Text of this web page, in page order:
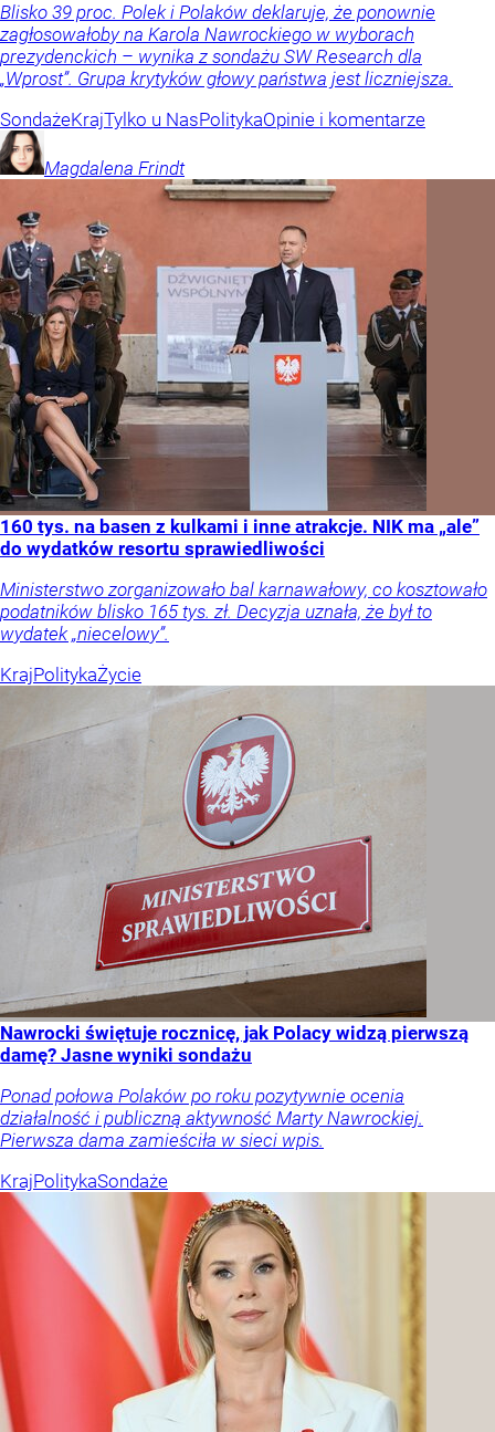
Blisko 39 proc. Polek i Polaków deklaruje, że ponownie
zagłosowałoby na Karola Nawrockiego w wyborach
prezydenckich – wynika z sondażu SW Research dla
„Wprost”. Grupa krytyków głowy państwa jest liczniejsza.
SondażeKrajTylko u NasPolitykaOpinie i komentarze
Magdalena Frindt
160 tys. na basen z kulkami i inne atrakcje. NIK ma „ale”
do wydatków resortu sprawiedliwości
Ministerstwo zorganizowało bal karnawałowy, co kosztowało
podatników blisko 165 tys. zł. Decyzja uznała, że był to
wydatek „niecelowy”.
KrajPolitykaŻycie
Nawrocki świętuje rocznicę, jak Polacy widzą pierwszą
damę? Jasne wyniki sondażu
Ponad połowa Polaków po roku pozytywnie ocenia
działalność i publiczną aktywność Marty Nawrockiej.
Pierwsza dama zamieściła w sieci wpis.
KrajPolitykaSondaże